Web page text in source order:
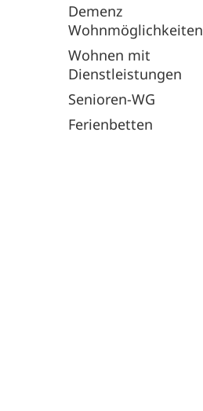
Demenz
Wohnmöglichkeiten
Wohnen mit
Dienstleistungen
Senioren-WG
Ferienbetten